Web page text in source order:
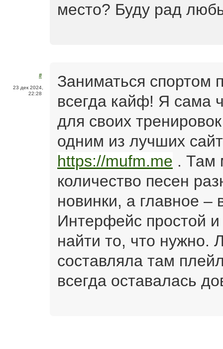
место? Буду рад
#
23 дек 2024,
22:28
Заниматься спортом
всегда кайф! Я сама
для своих
одним из лучших
https://mufm.me . Там
количество песен
новинки, а главное –
Интерфейс простой и
найти то, что нужно.
составляла там
всегда оставалась